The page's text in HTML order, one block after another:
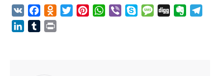
VK FacebookOdnoklassniki
TwitterPinterestWhatsApp
Viber SkypeMessage
Digg Evernote
LinkedInTumblr